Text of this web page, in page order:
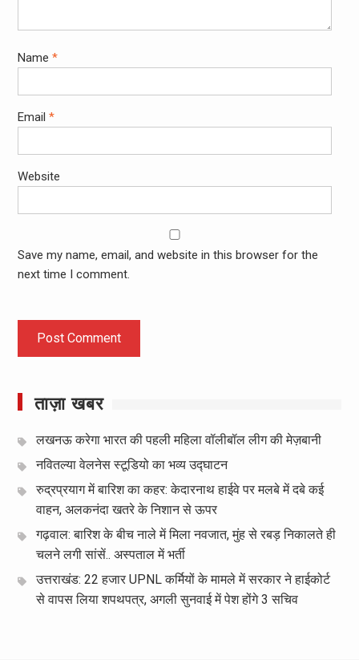
Name *
Email *
Website
Save my name, email, and website in this browser for the
next time I comment.
ताज़ा खबर
लखनऊ करेगा भारत की पहली महिला वॉलीबॉल लीग की मेज़बानी
नवितल्या वेलनेस स्टूडियो का भव्य उद्घाटन
रुद्रप्रयाग में बारिश का कहर: केदारनाथ हाईवे पर मलबे में दबे कई
वाहन, अलकनंदा खतरे के निशान से ऊपर
गढ़वाल: बारिश के बीच नाले में मिला नवजात, मुंह से रबड़ निकालते ही
चलने लगी सांसें.. अस्पताल में भर्ती
उत्तराखंड: 22 हजार UPNL कर्मियों के मामले में सरकार ने हाईकोर्ट
से वापस लिया शपथपत्र, अगली सुनवाई में पेश होंगे 3 सचिव